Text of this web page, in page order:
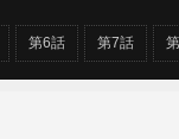
第6話 第7話